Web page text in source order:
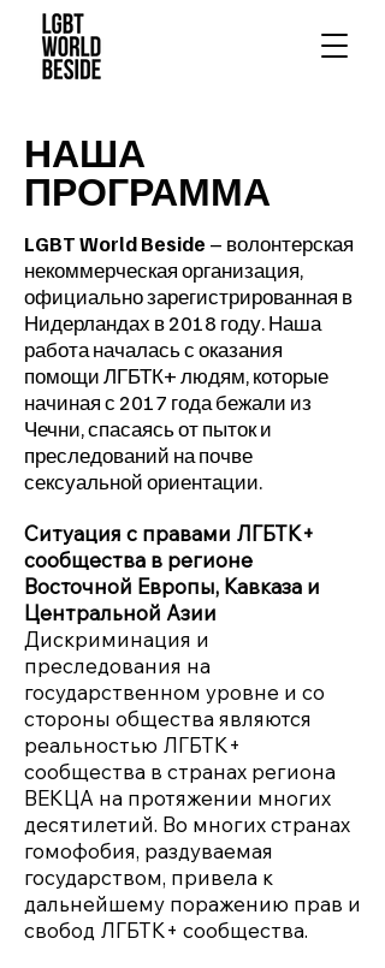
НАША
ПРОГРАММА
LGBT World Beside – волонтерская
некоммерческая организация,
официально зарегистрированная в
Нидерландах в 2018 году. Наша
работа началась с оказания
помощи ЛГБТК+ людям, которые
начиная с 2017 года бежали из
Чечни, спасаясь от пыток и
преследований на почве
сексуальной ориентации.
Ситуация с правами ЛГБТК+
сообщества в регионе
Восточной Европы, Кавказа и
Центральной Азии
Дискриминация и
преследования на
государственном уровне и со
стороны общества являются
реальностью ЛГБТК+
сообщества в странах региона
ВЕКЦА на протяжении многих
десятилетий. Во многих странах
гомофобия, раздуваемая
государством, привела к
дальнейшему поражению прав и
свобод ЛГБТК+ сообщества.